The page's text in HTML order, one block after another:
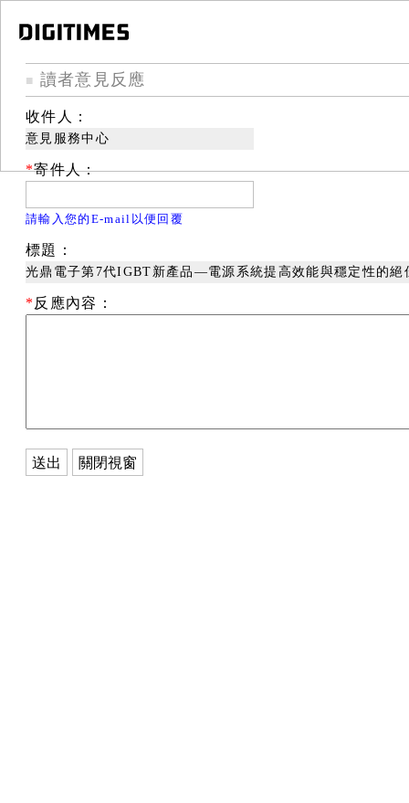
■ 讀者意見反應
收件人：
意見服務中心
*寄件人：
請輸入您的E-mail以便回覆
標題：
光鼎電子第7代IGBT新產品—電源系統提高效能與穩定性的絕
* 反應內容：